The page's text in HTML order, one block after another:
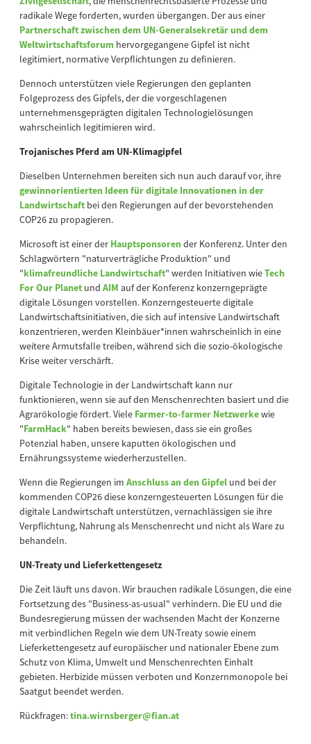
radikale Wege forderten, wurden übergangen. Der aus einer
Partnerschaft zwischen dem UN-Generalsekretär und dem
Weltwirtschaftsforum hervorgegangene Gipfel ist nicht
legitimiert, normative Verpflichtungen zu definieren.
Dennoch unterstützen viele Regierungen den geplanten
Folgeprozess des Gipfels, der die vorgeschlagenen
unternehmensgeprägten digitalen Technologielösungen
wahrscheinlich legitimieren wird.
Trojanisches Pferd am UN-Klimagipfel
Dieselben Unternehmen bereiten sich nun auch darauf vor, ihre
gewinnorientierten Ideen für digitale Innovationen in der
Landwirtschaft bei den Regierungen auf der bevorstehenden
COP26 zu propagieren.
Microsoft ist einer der Hauptsponsorender Konferenz. Unter den
Schlagwörtern "naturverträgliche Produktion" und
"klimafreundliche Landwirtschaft" werden Initiativen wieTech
For Our Planet und AIM auf der Konferenz konzerngeprägte
digitale Lösungen vorstellen. Konzerngesteuerte digitale
Landwirtschaftsinitiativen, die sich auf intensive Landwirtschaft
konzentrieren, werden Kleinbäuer*innen wahrscheinlich in eine
weitere Armutsfalle treiben, während sich die sozio-ökologische
Krise weiter verschärft.
Digitale Technologie in der Landwirtschaft kann nur
funktionieren, wenn sie auf den Menschenrechten basiert und die
Agrarökologie fördert. Viele Farmer-to-farmer Netzwerkewie
"FarmHack" haben bereits bewiesen, dass sie ein großes
Potenzial haben, unsere kaputten ökologischen und
Ernährungssysteme wiederherzustellen.
Wenn die Regierungen im Anschluss an den Gipfel und bei der
kommenden COP26 diese konzerngesteuerten Lösungen für die
digitale Landwirtschaft unterstützen, vernachlässigen sie ihre
Verpflichtung, Nahrung als Menschenrecht und nicht als Ware zu
behandeln.
UN-Treaty und Lieferkettengesetz
Die Zeit läuft uns davon. Wir brauchen radikale Lösungen, die eine
Fortsetzung des "Business-as-usual" verhindern. Die EU und die
Bundesregierung müssen der wachsenden Macht der Konzerne
mit verbindlichen Regeln wie dem UN-Treaty sowie einem
Lieferkettengesetz auf europäischer und nationaler Ebene zum
Schutz von Klima, Umwelt und Menschenrechten Einhalt
gebieten. Herbizide müssen verboten und Konzernmonopole bei
Saatgut beendet werden.
Rückfragen:tina.wirnsberger@fian.at